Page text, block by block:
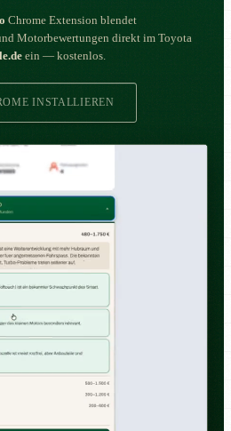
Chrome Extension blendet
Motorbewertungen direkt im Toyota
ein — kostenlos.
INSTALLIEREN